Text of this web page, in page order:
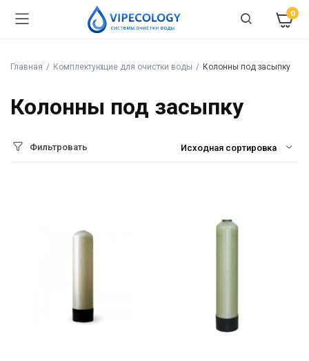
0
Главная Комплектующие для очистки воды Колонны под засыпку
Колонны под засыпку
Фильтровать